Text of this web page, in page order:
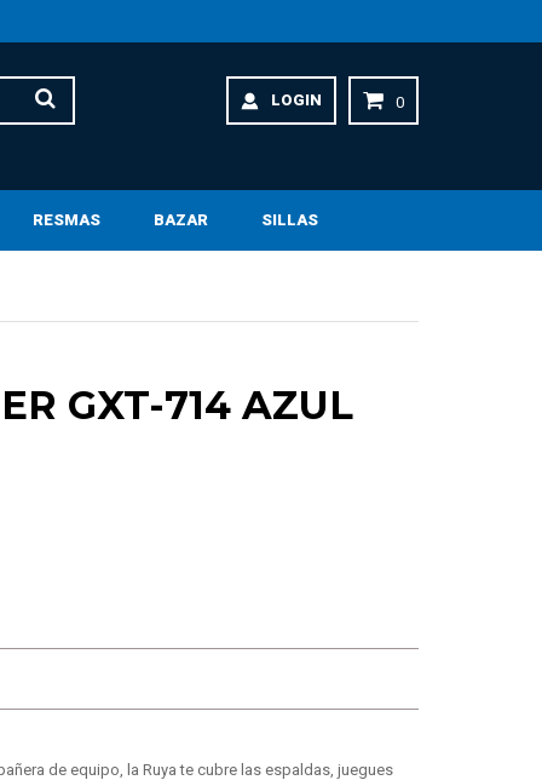
LOGIN 0
RESMAS BAZAR SILLAS
GXT-714 AZUL
de equipo, la Ruya te cubre las espaldas, juegues